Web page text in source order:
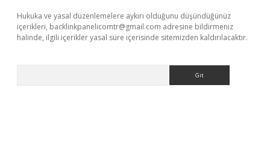
Hukuka ve yasal düzenlemelere aykırı olduğunu düşündüğünüz
içerikleri, backlinkpanelicomtr@gmail.com adresine bildirmeniz
halinde, ilgili içerikler yasal süre içerisinde sitemizden kaldırılacaktır.